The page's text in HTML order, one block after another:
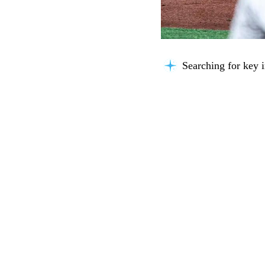
Searching for key